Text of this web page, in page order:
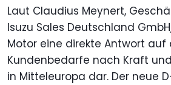
Laut Claudius Meynert,
Isuzu Sales Deutschland
Motor eine direkte Antwort auf
Kundenbedarfe nach Kraft
in Mitteleuropa dar. Der neue